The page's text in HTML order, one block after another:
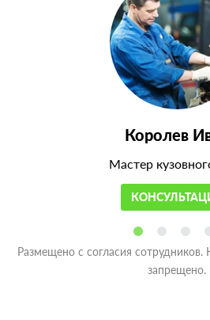
Королев
Мастер
Размещено с согласия сотрудников.
запрещено.